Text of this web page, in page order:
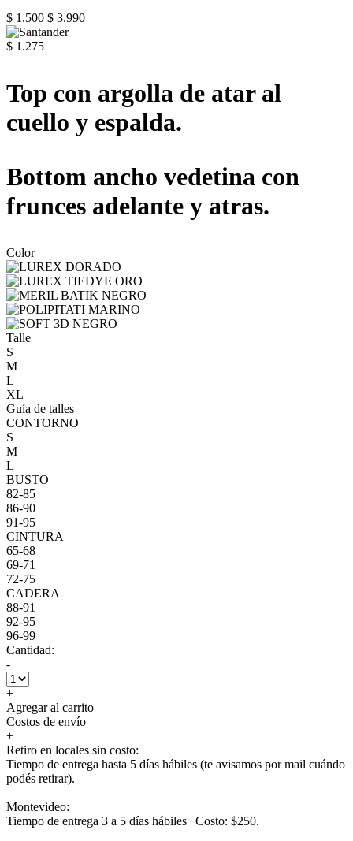
$ 1.500 $ 3.990
$ 1.275
Top con argolla de atar al
cuello y espalda.
Bottom ancho vedetina con
frunces adelante y atras.
Color
Talle
S
M
L
XL
Guía de talles
CONTORNO
S
M
L
BUSTO
82-85
86-90
91-95
CINTURA
65-68
69-71
72-75
CADERA
88-91
92-95
96-99
Cantidad:
-
+
Agregar al carrito
Costos de envío
+
Retiro en locales sin costo:
Tiempo de entrega hasta 5 días hábiles (te avisamos por mail cuándo
podés retirar).
Montevideo:
Tiempo de entrega 3 a 5 días hábiles | Costo: $250.